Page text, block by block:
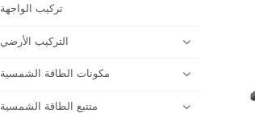
تركيب الواجهة
التركيب الأرضي
مكونات الطاقة الشمسية
متتبع الطاقة الشمسية